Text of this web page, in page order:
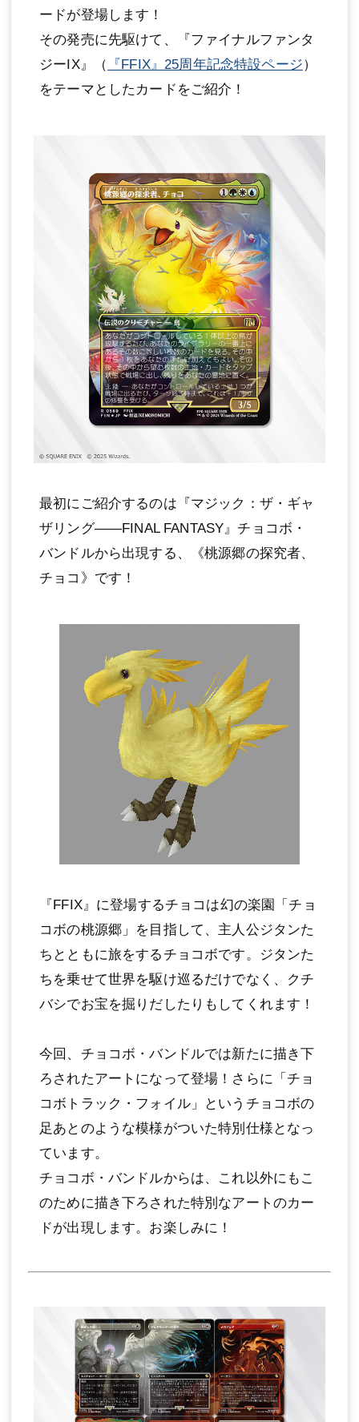
ードが登場します！
その発売に先駆けて、『ファイナルファンタ
ジーIX』（
『FFIX』25周年記念特設ページ）
をテーマとしたカードをご紹介！
最初にご紹介するのは『マジック：ザ・ギャ
ザリング——FINAL FANTASY』チョコボ・
バンドルから出現する、《桃源郷の探究者、
チョコ》です！
『FFIX』に登場するチョコは幻の楽園「チョ
コボの桃源郷」を目指して、主人公ジタンた
ちとともに旅をするチョコボです。ジタンた
ちを乗せて世界を駆け巡るだけでなく、クチ
バシでお宝を掘りだしたりもしてくれます！
今回、チョコボ・バンドルでは新たに描き下
ろされたアートになって登場！さらに「チョ
コボトラック・フォイル」というチョコボの
足あとのような模様がついた特別仕様となっ
ています。
チョコボ・バンドルからは、これ以外にもこ
のために描き下ろされた特別なアートのカー
ドが出現します。お楽しみに！